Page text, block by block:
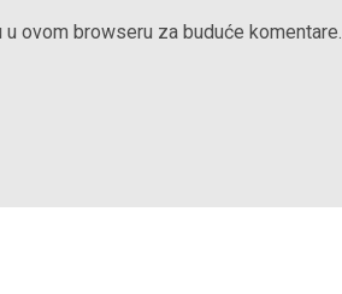
ovom browseru za buduće komentare.